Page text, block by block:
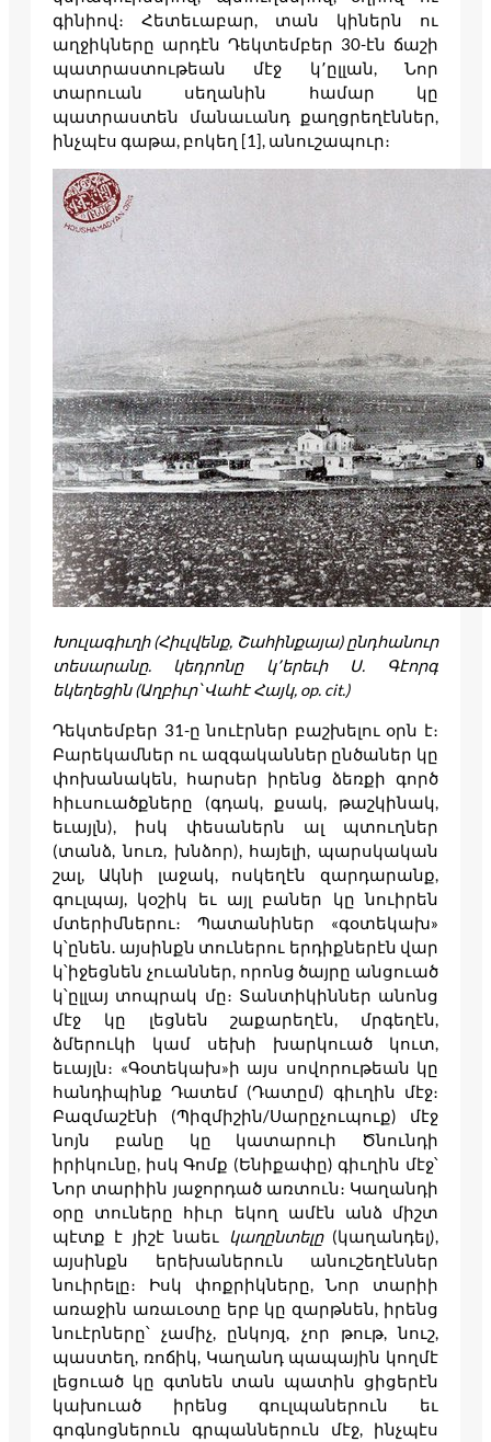
գինիով։ Հետեւաբար, տան կիներն ու
աղջիկները արդէն Դեկտեմբեր 30-էն ճաշի
պատրաստութեան մէջ կ՚ըլլան, Նոր
տարուան սեղանին համար կը
պատրաստեն մանաւանդ քաղցրեղէններ,
ինչպէս գաթա, բոկեղ [1], անուշապուր։
Խուլագիւղի (Հիւլվենք, Շահինքայա) ընդհանուր
տեսարանը. կեդրոնը կ՚երեւի Ս. Գէորգ
եկեղեցին (Աղբիւր՝ Վահէ Հայկ, op. cit.)
Դեկտեմբեր 31-ը նուէրներ բաշխելու օրն է։
Բարեկամներ ու ազգականներ ընծաներ կը
փոխանակեն, հարսեր իրենց ձեռքի գործ
հիւսուածքները (գդակ, քսակ, թաշկինակ,
եւայլն), իսկ փեսաներն ալ պտուղներ
(տանձ, նուռ, խնձոր), հայելի, պարսկական
շալ, Ակնի լաջակ, ոսկեղէն զարդարանք,
գուլպայ, կօշիկ եւ այլ բաներ կը նուիրեն
մտերիմներու։ Պատանիներ «գօտեկախ»
կ՝ընեն. այսինքն տուներու երդիքներէն վար
կ՝իջեցնեն չուաններ, որոնց ծայրը անցուած
կ՝ըլլայ տոպրակ մը։ Տանտիկիններ անոնց
մէջ կը լեցնեն շաքարեղէն, մրգեղէն,
ձմերուկի կամ սեխի խարկուած կուտ,
եւայլն։ «Գօտեկախ»ի այս սովորութեան կը
հանդիպինք Դատեմ (Դատըմ) գիւղին մէջ։
Բազմաշէնի (Պիզմիշին/Սարըչուպուք) մէջ
նոյն բանը կը կատարուի Ծնունդի
իրիկունը, իսկ Գոմք (Ենիքափը) գիւղին մէջ՝
Նոր տարիին յաջորդած առտուն։ Կաղանդի
օրը տուները հիւր եկող ամէն անձ միշտ
պէտք է յիշէ նաեւ կաղընտելը(կաղանդել),
այսինքն երեխաներուն անուշեղէններ
նուիրելը։ Իսկ փոքրիկները, Նոր տարիի
առաջին առաւօտը երբ կը զարթնեն, իրենց
նուէրները՝ չամիչ, ընկոյզ, չոր թութ, նուշ,
պաստեղ, ռոճիկ, Կաղանդ պապային կողմէ
լեցուած կը գտնեն տան պատին ցիցերէն
կախուած իրենց գուլպաներուն եւ
գոգնոցներուն գրպաններուն մէջ, ինչպէս